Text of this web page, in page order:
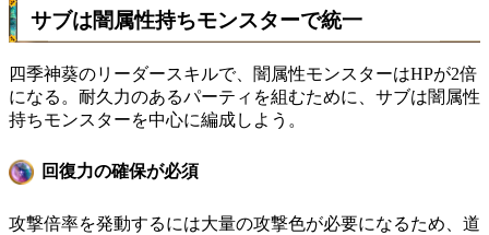
サブは闇属性持ちモンスターで統一
四季神葵のリーダースキルで、闇属性モンスターはHPが2倍
になる。耐久力のあるパーティを組むために、サブは闇属性
持ちモンスターを中心に編成しよう。
回復力の確保が必須
攻撃倍率を発動するには大量の攻撃色が必要になるため、道